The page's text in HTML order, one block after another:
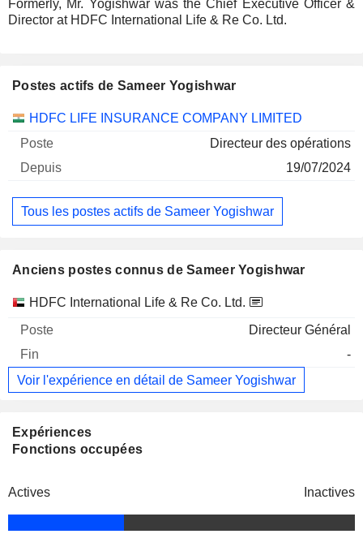
Formerly, Mr. Yogishwar was the Chief Executive Officer &
Director at HDFC International Life & Re Co. Ltd.
Postes actifs de Sameer Yogishwar
Sociétés Poste Début
HDFC LIFE INSURANCE COMPANY LIMITED
Directeur des opérations
19/07/2024
Tous les postes actifs de Sameer Yogishwar
Anciens postes connus de Sameer Yogishwar
Sociétés Poste Fin
HDFC International Life & Re Co. Ltd.
Directeur Général
-
Voir l'expérience en détail de Sameer Yogishwar
Expériences
Fonctions occupées
Actives Inactives